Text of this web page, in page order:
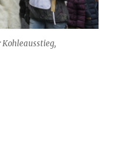
Kohleausstieg,